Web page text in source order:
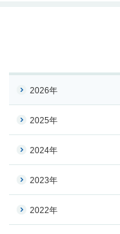
2026年
2025年
2024年
2023年
2022年